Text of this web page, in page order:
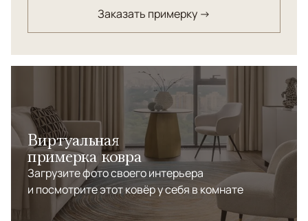
Заказать примерку →
Виртуальная
примерка ковра
Загрузите фото своего интерьера
и посмотрите этот ковёр у себя в комнате